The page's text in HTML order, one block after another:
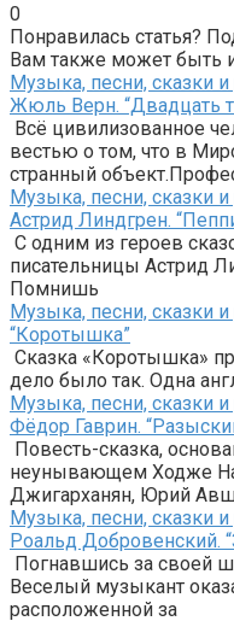
0
Понравилась статья?
Вам также может быть
Музыка, песни, сказки
Жюль Верн. “Двадцать
Всё цивилизованное
вестью о том, что в
странный
Музыка, песни, сказки
Астрид Линдгрен.
С одним из героев
писательницы Астрид
Помнишь
Музыка, песни, сказки
“Коротышка”
Сказка «Коротышка»
дело было так. Одна
Музыка, песни, сказки
Фёдор Гаврин.
Повесть-сказка,
неунывающем Ходже
Джигарханян, Юрий
Музыка, песни, сказки
Роальд Добровенский.
Погнавшись за своей
Веселый музыкант
расположенной за